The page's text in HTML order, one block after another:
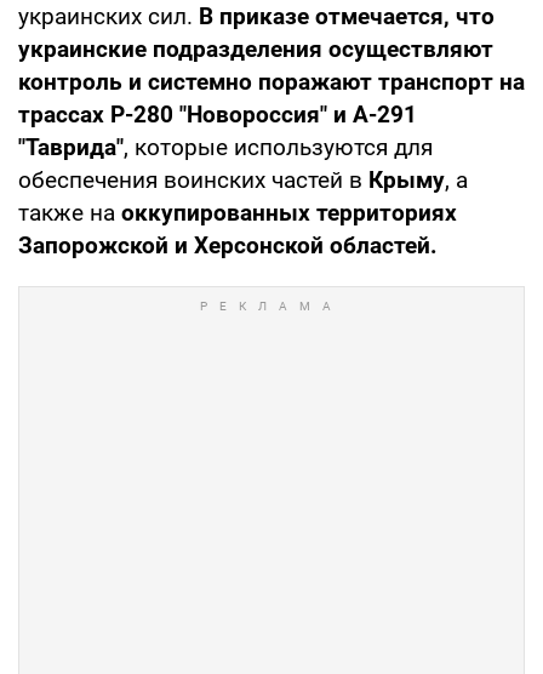
украинских сил. В приказе отмечается, что
украинские подразделения осуществляют
контроль и системно поражают транспорт на
трассах Р-280 "Новороссия" и А-291
"Таврида", которые используются для
обеспечения воинских частей в Крыму, а
также на оккупированных территориях
Запорожской и Херсонской областей.